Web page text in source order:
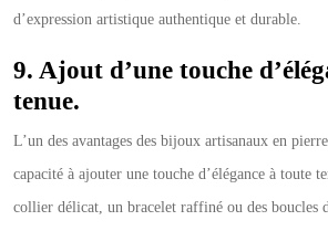
d’expression artistique authentique et durable.
9. Ajout d’une touche
tenue.
L’un des avantages des bijoux artisanaux en
capacité à ajouter une touche d’élégance à toute
collier délicat, un bracelet raffiné ou des boucles